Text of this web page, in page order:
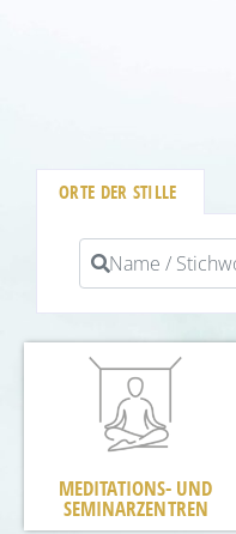
ORTE DER STILLE
Name / Stichwort
MEDITATIONS- UND
SEMINARZENTREN